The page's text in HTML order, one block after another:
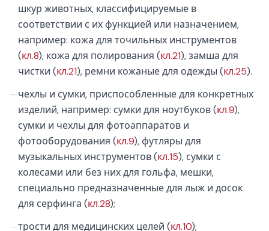
шкур животных, классифицируемые в
соответствии с их функцией или назначением,
например: кожа для точильных инструментов
(кл.8), кожа для полирования (кл.21), замша для
чистки (кл.21), ремни кожаные для одежды (кл.25).
—чехлы и сумки, приспособленные для конкретных
изделий, например: сумки для ноутбуков (кл.9),
сумки и чехлы для фотоаппаратов и
фотооборудования (кл.9), футляры для
музыкальных инструментов (кл.15), сумки с
колесами или без них для гольфа, мешки,
специально предназначенные для лыж и досок
для серфинга (кл.28);
—трости для медицинских целей (кл.10);